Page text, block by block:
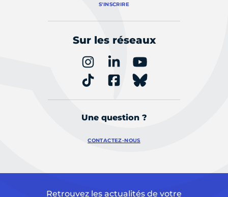
S'INSCRIRE
Sur les réseaux
Une question ?
CONTACTEZ-NOUS
Retrouvez les actualités de votre